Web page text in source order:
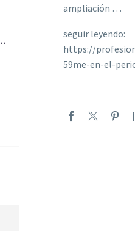
ampliación …
seguir leyendo:
https://
59me-en-el-